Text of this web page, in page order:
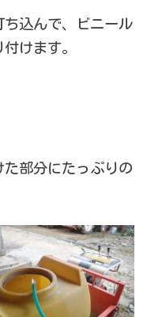
込んで、ビニール
けます。
部分にたっぷりの